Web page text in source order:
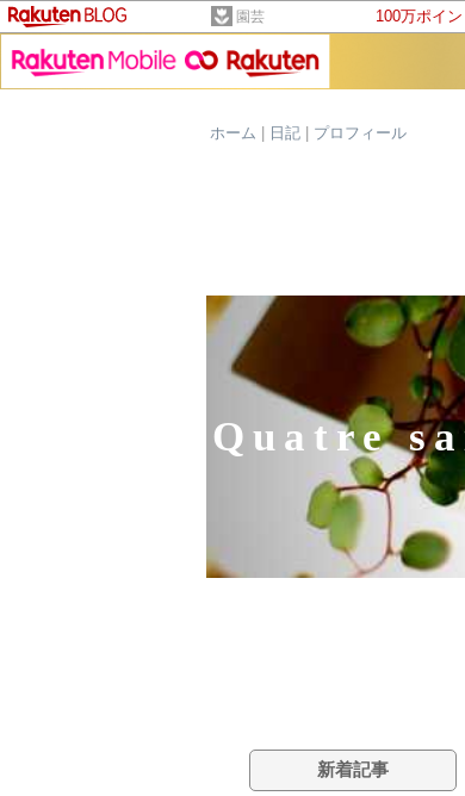
園芸 100万ポイ
ホーム
日記 プロフィール
Quatre
新着記事